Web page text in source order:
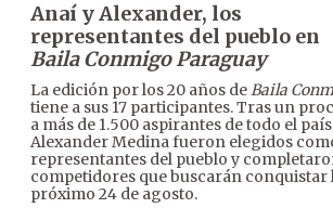
Anaí y Alexander, los
representantes del pueblo en
Baila Conmigo Paraguay
La edición por los 20 años deBaila
tiene a sus 17 participantes. Tras un
a más de 1.500 aspirantes de todo el
Alexander Medina fueron elegidos
representantes del pueblo y
competidores que buscarán conquistar
próximo 24 de agosto.